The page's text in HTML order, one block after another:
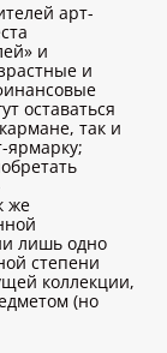
арт-
и
и
оставаться
так и
ярмарку;
же
лишь одно
степени
коллекции,
(но